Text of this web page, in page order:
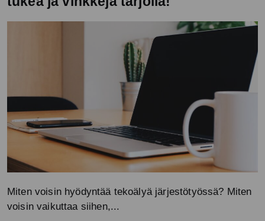
Miten voisin hyödyntää tekoälyä järjestötyössä? Miten
voisin vaikuttaa siihen,...